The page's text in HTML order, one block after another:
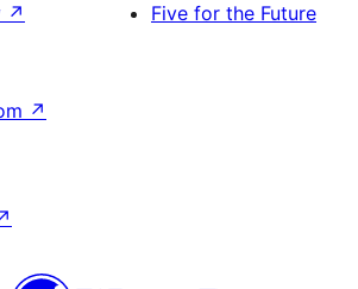
↗
Five for the Future
↗